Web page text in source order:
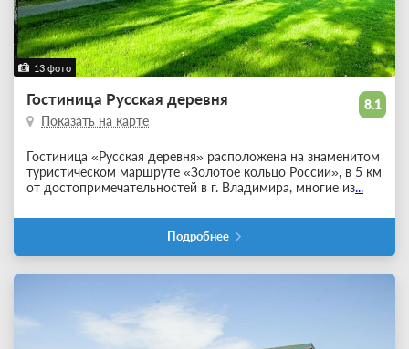
13 фото
8.1
Гостиница Русская деревня
Показать на карте
Гостиница «Русская деревня» расположена на знаменитом
туристическом маршруте «Золотое кольцо России», в 5 км
от достопримечательностей в г. Владимира, многие из...
Подробнее